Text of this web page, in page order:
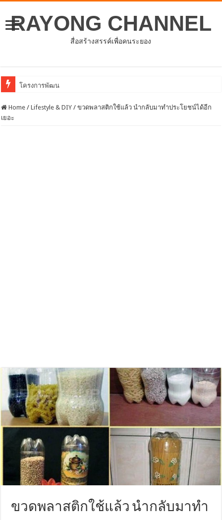
RAYONG CHANNEL
สื่อสร้างสรรค์เพื่อคนระยอง
Home / Lifestyle & DIY / ขวดพลาสติกใช้แล้ว นำกลับมาทำประโยชน์ได้อีก
เยอะ
ขวดพลาสติกใช้แล้ว นำกลับมาทำ